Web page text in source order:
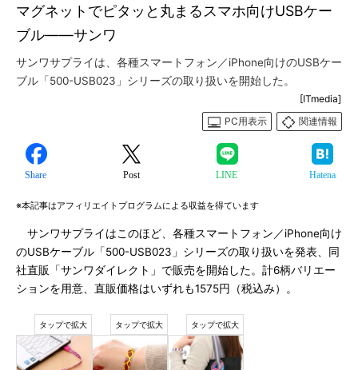
マグネットでピタッと丸まるスマホ向けUSBケー
ブル――サンワ
サンワサプライは、各種スマートフォン／iPhone向けのUSBケー
ブル「500-USB023」シリーズの取り扱いを開始した。
[ITmedia]
PC用表示
関連情報
Share Post LINE Hatena
※本記事はアフィリエイトプログラムによる収益を得ています
サンワサプライはこのほど、各種スマートフォン／iPhone向け
のUSBケーブル「500-USB023」シリーズの取り扱いを発表、同
社直販「サンワダイレクト」で販売を開始した。計6柄バリエー
ションを用意、直販価格はいずれも1575円（税込み）。